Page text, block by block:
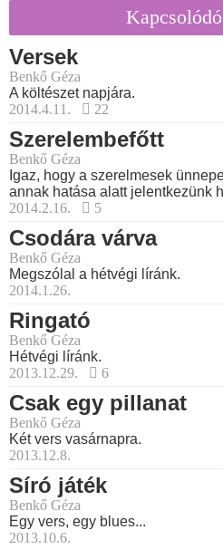
Versek
Benkő Géza
A költészet napjára.
2014.4.11.
22
Szerelembefőtt
Benkő Géza
Igaz, hogy a szerelmesek
annak hatása alatt jelentkezünk
2014.2.16.
5
Csodára várva
Benkő Géza
Megszólal a hétvégi líránk.
2014.1.26.
Ringató
Benkő Géza
Hétvégi líránk.
2013.12.29.
6
Csak egy pillanat
Benkő Géza
Két vers vasárnapra.
2013.12.8.
Síró játék
Benkő Géza
Egy vers, egy blues...
2013.10.6.